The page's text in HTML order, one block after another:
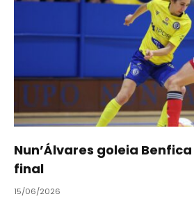
Nun’Álvares goleia
final
15/06/2026